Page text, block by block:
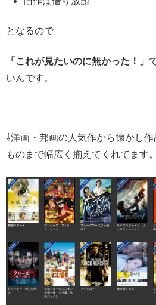
となるので
「これが見たいのに無かった！」
いんです。
⇩洋画・邦画の人気作から懐かし
ものまで幅広く揃えてくれてます。